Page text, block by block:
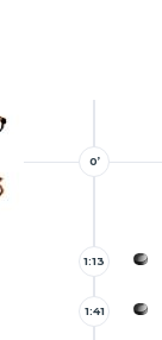
0’
1:13
1:41